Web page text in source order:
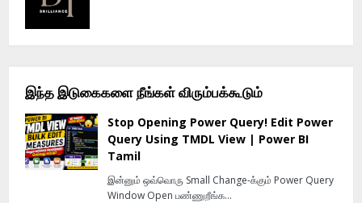
இந்த இடுகைகளை நீங்கள் விரும்பக்கூடும்
Stop Opening Power Query! Edit Power
Query Using TMDL View | Power BI
Tamil
இன்னும் ஒவ்வொரு Small Change-க்கும் Power Query
Window Open பண்ணுறீங்க…